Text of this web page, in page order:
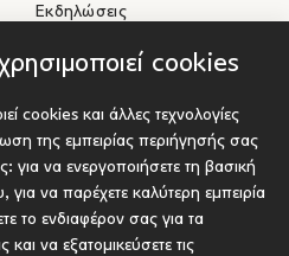
cookies
cookies και άλλες τεχνολογίες
της εμπειρίας περιήγησής σας
για να ενεργοποιήσετε τη βασική
, για να παρέχετε καλύτερη εμπειρία
το ενδιαφέρον σας για τα
και να εξατομικεύσετε τις
Εκδηλώσεις
Για Συγγραφείς
Υποβολή έργου προς έκδοση